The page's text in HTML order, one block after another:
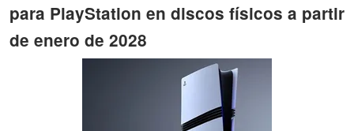
para PlayStation en discos físicos a partir
de enero de 2028